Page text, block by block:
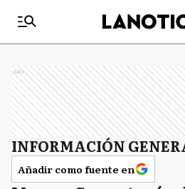
Ads
INFORMACIÓN
Añadir como fuente en